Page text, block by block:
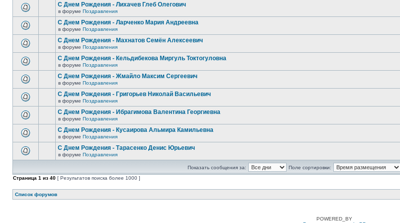
С Днем Рождения - Лихачев Глеб Олегович
в форуме Поздравления
С Днем Рождения - Ларченко Мария Андреевна
в форуме Поздравления
С Днем Рождения - Махнатов Семён Алексеевич
в форуме Поздравления
С Днем Рождения - Кельдибекова Миргуль Токтогуловна
в форуме Поздравления
С Днем Рождения - Жмайло Максим Сергеевич
в форуме Поздравления
С Днем Рождения - Григорьев Николай Васильевич
в форуме Поздравления
С Днем Рождения - Ибрагимова Валентина Георгиевна
в форуме Поздравления
С Днем Рождения - Кусаирова Альмира Камильевна
в форуме Поздравления
С Днем Рождения - Тарасенко Денис Юрьевич
в форуме Поздравления
Показать сообщения за:
Поле сортировки:
Страница 1 из 40 [ Результатов поиска более 1000 ]
Список форумов
POWERED_BY